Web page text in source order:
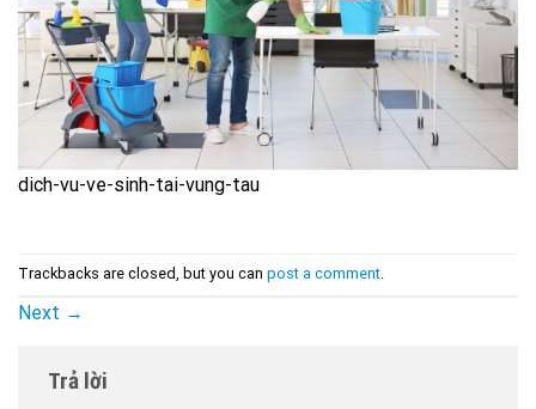
dich-vu-ve-sinh-tai-vung-tau
Trackbacks are closed, but you can post a comment.
Next →
Trả lời